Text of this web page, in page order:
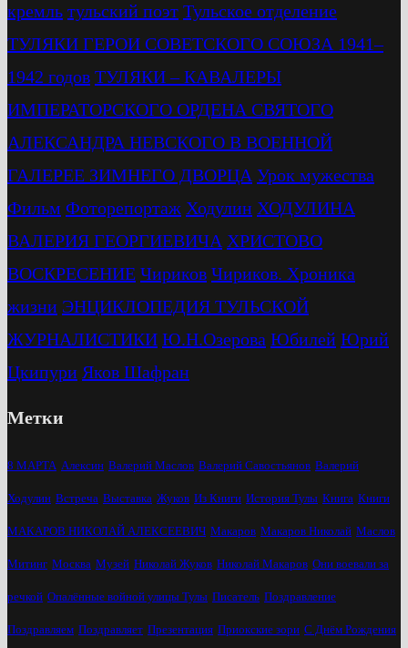
кремль тульский поэт Тульское отделение
ТУЛЯКИ ГЕРОИ СОВЕТСКОГО СОЮЗА 1941–
1942 годов ТУЛЯКИ – КАВАЛЕРЫ
ИМПЕРАТОРСКОГО ОРДЕНА СВЯТОГО
АЛЕКСАНДРА НЕВСКОГО В ВОЕННОЙ
ГАЛЕРЕЕ ЗИМНЕГО ДВОРЦА Урок мужества
Фильм Фоторепортаж Ходулин ХОДУЛИНА
ВАЛЕРИЯ ГЕОРГИЕВИЧА ХРИСТОВО
ВОСКРЕСЕНИЕ Чириков Чириков. Хроника
жизни ЭНЦИКЛОПЕДИЯ ТУЛЬСКОЙ
ЖУРНАЛИСТИКИ Ю.Н.Озерова Юбилей Юрий
Цкипури Яков Шафран
Метки
8 МАРТА Алексин Валерий Маслов Валерий Савостьянов Валерий
Ходулин Встреча Выставка Жуков Из Книги История Тулы Книга Книги
МАКАРОВ НИКОЛАЙ АЛЕКСЕЕВИЧ Макаров Макаров Николай Маслов
Митинг Москва Музей Николай Жуков Николай Макаров Они воевали за
речкой Опалённые войной улицы Тулы Писатель Поздравление
Поздравляем Поздравляет Презентация Приокские зори С Днём Рождения